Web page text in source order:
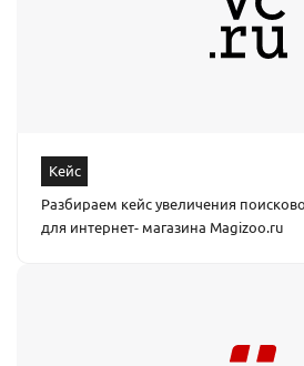
Кейс
Разбираем кейс увеличения
для интернет- магазина Magizoo.ru